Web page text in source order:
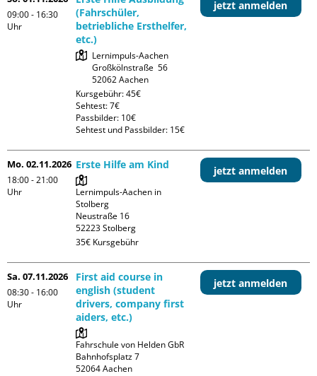
09:00 - 16:30
Uhr
(Fahrschüler,
betriebliche Ersthelfer,
etc.)
Lernimpuls-Aachen
Großkölnstraße  56
Kursgebühr: 45€
Sehtest: 7€
Passbilder: 10€
Sehtest und Passbilder: 15€
jetzt anmelden
Mo. 02.11.2026
18:00 - 21:00
Uhr
Erste Hilfe am Kind
Lernimpuls-Aachen in
Stolberg
Neustraße 16
35€ Kursgebühr
jetzt anmelden
Sa. 07.11.2026
08:30 - 16:00
Uhr
First aid course in
english (student
drivers, company first
aiders, etc.)
Fahrschule von Helden GbR
Bahnhofsplatz 7
jetzt anmelden